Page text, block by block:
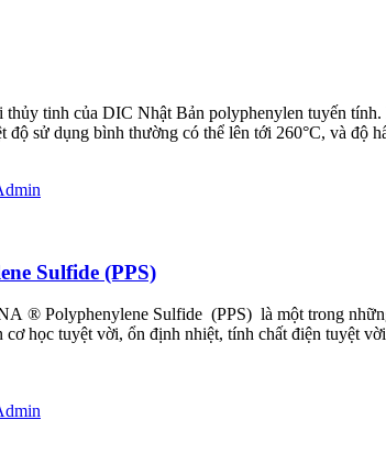
thủy tinh của DIC Nhật Bản polyphenylen tuyến
độ sử dụng bình thường có thể lên tới 260°C, và độ
Sulfide (PPS)
® Polyphenylene Sulfide (PPS) là một trong
học tuyệt vời, ổn định nhiệt, tính chất điện tuyệt